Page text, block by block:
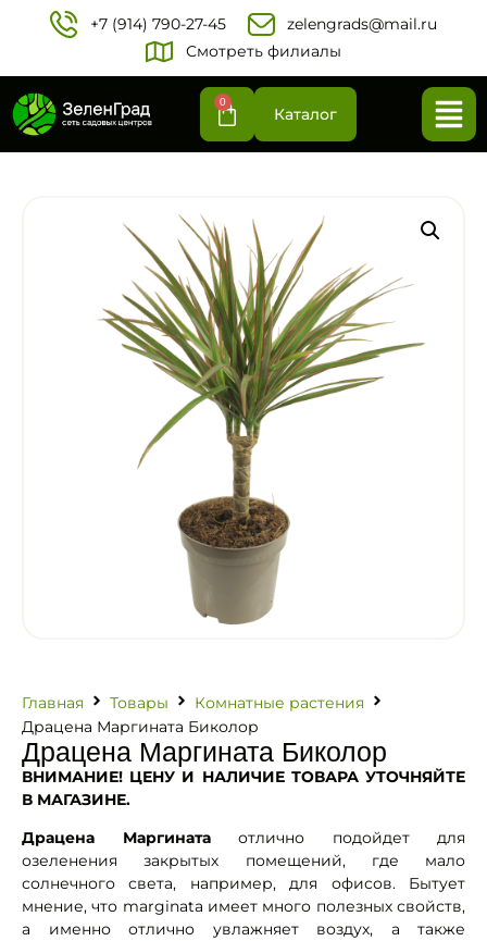
+7 (914) 790-27-45‬
zelengrads@mail.ru
Смотреть филиалы
0
Каталог
Главная Товары
Комнатные растения
Драцена Маргината Биколор
Драцена Маргината Биколор
ВНИМАНИЕ! ЦЕНУ И НАЛИЧИЕ ТОВАРА УТОЧНЯЙТЕ
В МАГАЗИНЕ.
Драцена Маргинатаотлично подойдет для
озеленения закрытых помещений, где мало
солнечного света, например, для офисов. Бытует
мнение, что marginata имеет много полезных свойств,
а именно отлично увлажняет воздух, а также